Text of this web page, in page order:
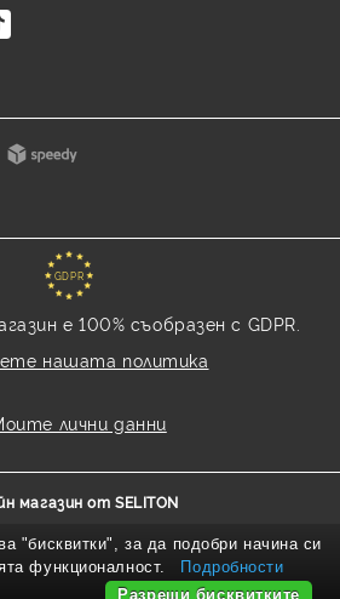
GDPR
е 100% съобразен с GDPR.
нашата политика
лични данни
магазин от SELITON
"бисквитки", за да подобри начина си
функционалност.
Подробности
Разреши бисквитките